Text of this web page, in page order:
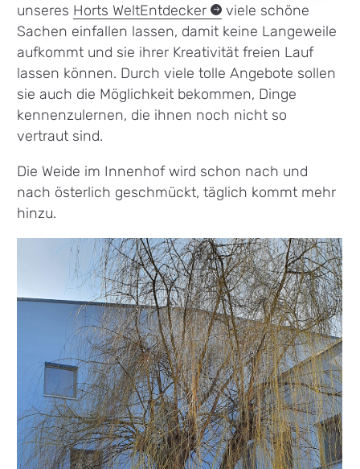
unseres Horts WeltEntdecker
viele schöne
Sachen einfallen lassen, damit keine Langeweile
aufkommt und sie ihrer Kreativität freien Lauf
lassen können. Durch viele tolle Angebote sollen
sie auch die Möglichkeit bekommen, Dinge
kennenzulernen, die ihnen noch nicht so
vertraut sind.
Die Weide im Innenhof wird schon nach und
nach österlich geschmückt, täglich kommt mehr
hinzu.